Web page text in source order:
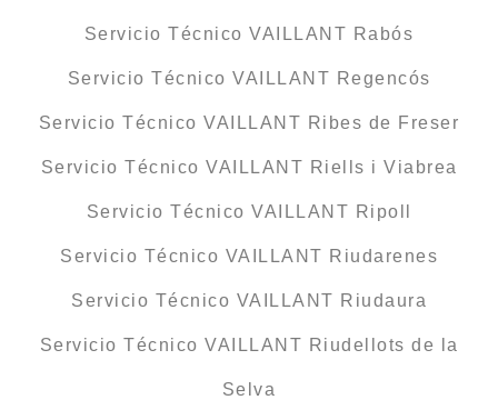
Servicio Técnico VAILLANT Rabós
Servicio Técnico VAILLANT Regencós
Servicio Técnico VAILLANT Ribes de Freser
Servicio Técnico VAILLANT Riells i Viabrea
Servicio Técnico VAILLANT Ripoll
Servicio Técnico VAILLANT Riudarenes
Servicio Técnico VAILLANT Riudaura
Servicio Técnico VAILLANT Riudellots de la
Selva